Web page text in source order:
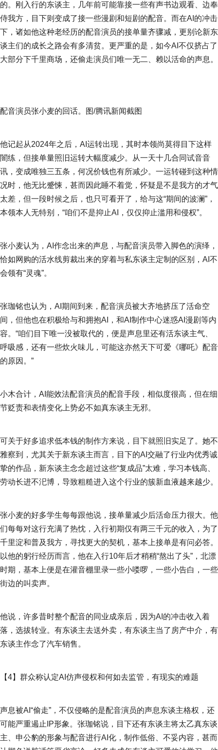
的。刚入行的东谈主，几年前可能靠接一些有声书边观看、边奉
侍我方，目下则变成了接一些漫剧和短剧的配音。而在AI的冲击
下，诸如他这种老经历的配音演员的接单量齐骤减，更别论新东
谈主们的成长之路会有多清贫。更严重的是，如今AI不仅挤占了
大部分下千里商场，还偷走演员们唯一无二、赖以活命的声息。
配音演员张小麦的回话。图/腾讯新闻截图
他记起从2024年之后，AI运转出现，其时本领尚莫得目下这样
闇练，但接单量照旧运转大幅度减少。从一天十几合同试音音
讯，变成唯独三五条，何况价钱也有所减少。一运转碰到这种情
况时，他无比蹙悚，甚而因此睡不着觉，怀疑是不是我方的才气
太差，但一段时候之后，也只可看开了，给与这“期间的波澜”，
本领本人无特别，“咱们不是抑止AI，仅仅抑止滥用和侵权”。
张小麦认为，AI作念出来的声息，与配音演员带入脚色的演绎，
恰如网购的活水线剪裁出来的穿着与私东谈主定制的区别，AI不
会领有“灵魂”。
张珈铭也认为，AI期间到来，配音演员被大齐地挤压了活命空
间，但他也在积极给与和拥抱AI，和AI制作中心迷惑AI漫剧等内
容。“咱们目下唯一没被取代的，便是声息里还有活东谈主气、
呼吸感，还有一些炊火味儿，可能这亦然天下可爱《哪吒》配音
的原因。”
小木合计，AI能效法配音演员的配音手段，相似度很高，但在细
节贬责和表情变化上势必不如真东谈主无邪。
可关于好多追求低本钱的制作方来说，目下就照旧实足了。她不
雅察到，尤其关于新东谈主而言，目下的AI交融了行业内优秀诚
挚的作品，新东谈主念念超过这些“复成品”太难，学习本钱高、
劳动长进不汜博，导致粗糙进入这个行业的簇新血液越来越少。
张小麦的好多学生每每跟他说，接单量减少后活命压力很大。他
们每每对这行充满了热忱，入行初期仅有两三千元的收入，为了
千里淀和普及我方，寻找更大的契机，基本上接单是有问必答。
以他的躬行经历而言，他在入行10年后才稍稍“熬出了头”，北漂
时期，基本上便是在灌音棚里录一些小喽啰，一些小告白，一些
街边的叫卖声。
他说，许多昔时整个配音的同业成亲后，因为AI的冲击收入着
落，选拔转业。有东谈主去送外卖，有东谈主当了房产中介，有
东谈主作念了汽车销售。
【4】群众称认定AI仿声侵权和何如去监管，有现实的难题
声息被AI“偷走”，不仅侵略的是配音演员的声息东谈主格权，还
可能严重遏止IP形象。张珈铭说，目下还有东谈主将太乙真东谈
主、申公豹的形象与配音进行AI化，制作低俗、不妥内容，甚而